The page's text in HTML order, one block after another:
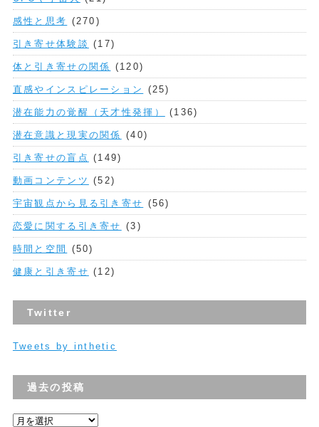
感性と思考 (270)
引き寄せ体験談 (17)
体と引き寄せの関係 (120)
直感やインスピレーション (25)
潜在能力の覚醒（天才性発揮） (136)
潜在意識と現実の関係 (40)
引き寄せの盲点 (149)
動画コンテンツ (52)
宇宙観点から見る引き寄せ (56)
恋愛に関する引き寄せ (3)
時間と空間 (50)
健康と引き寄せ (12)
Twitter
Tweets by inthetic
過去の投稿
過